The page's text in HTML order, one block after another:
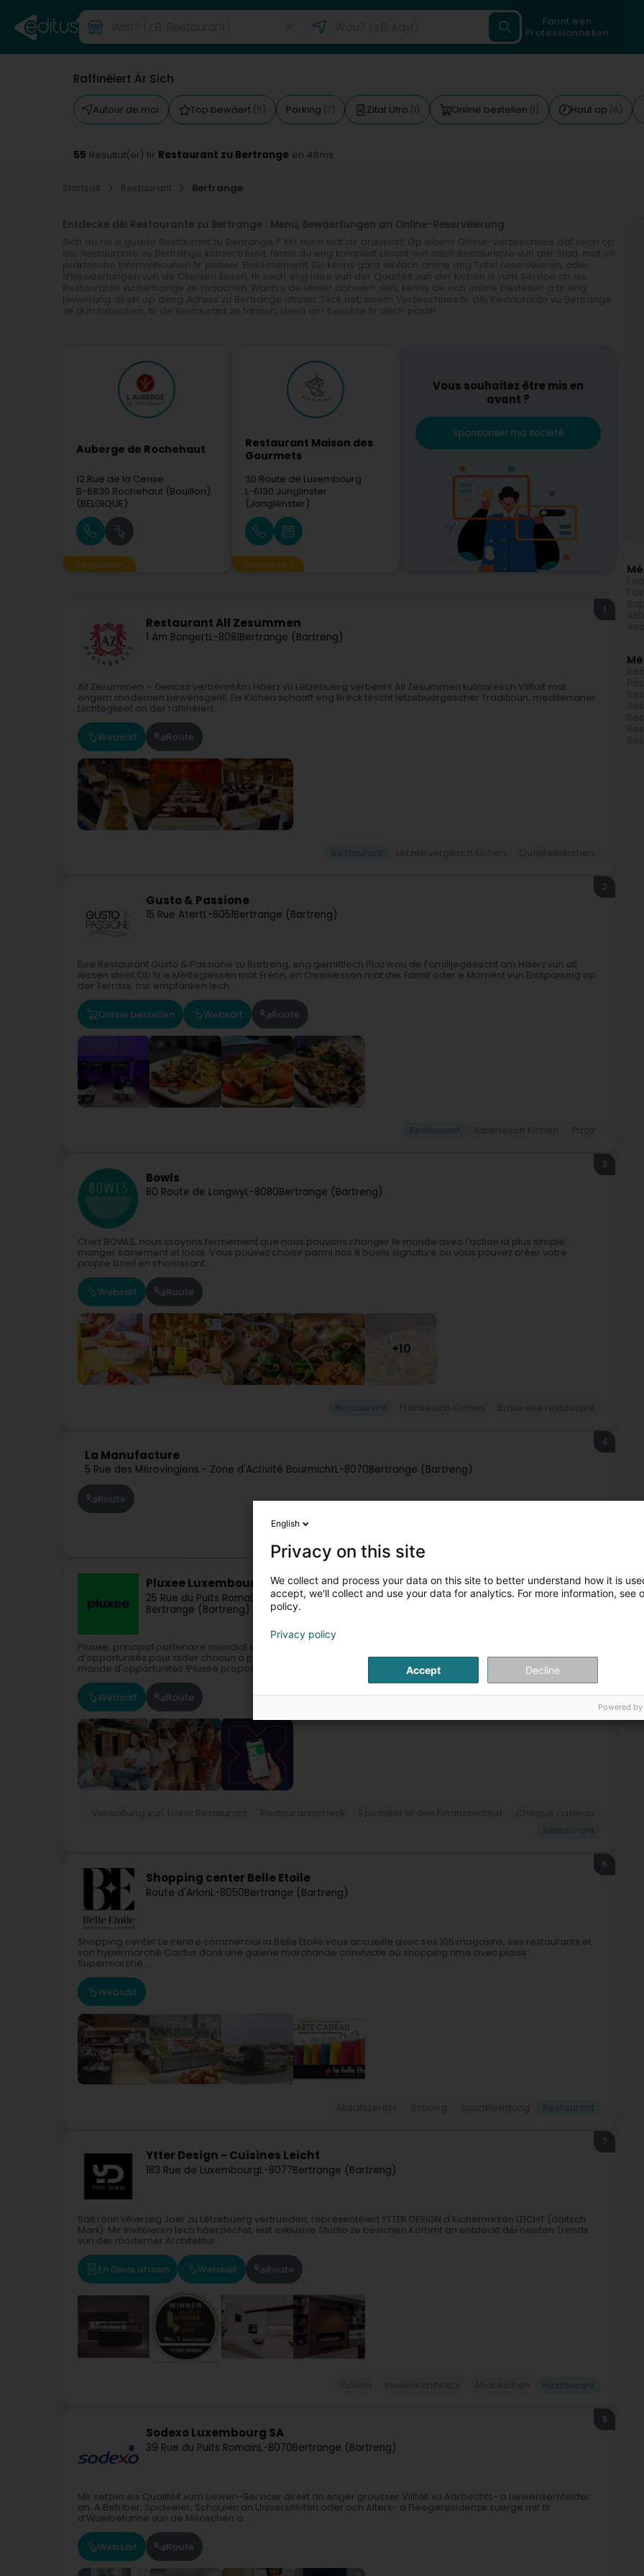
Fannt een
Professionnellen
Raffinéiert Är Sich
Autour de moi Top bewäert (5) Parking (7) Zitat Ufro (1) Online bestellen (1) Haut op (8)
55 Resultat(er) fir Restaurant zu Bertrange en 48ms
Startsäit Restaurant Bertrange
Entdecke déi Restaurante zu Bertrange : Menü, Bewäertungen an Online-Reservéierung
Sich du no e gudde Restaurant zu Bertrange ? Mir hunn wat dir brauchst! Op eisem Online-Verzeechnes dat sech op
déi Restaurante vu Bertrange konzentréiert, fënns du eng komplett Lëscht vun allen Restaurante vun der Stad, mat vill
praktesche Informatiounen fir jiddwer Etablissement. Dir kënns ganz einfach online eng Tafel reservéieren, oder
d'Bewäertungen vun de Clienten liesen, fir sech eng Idee vun der Qualitéit vun der Kichen a vum Service an de
Restaurante vu Bertrange ze maachen. Wann s de léiwer doheem iess, kënns de och online bestellen a fir eng
Liwwerung direkt op deng Adress zu Bertrange ufroen. Zéck net, eisem Verzeechnes fir déi Restaurante vu Bertrange
ze durchstiechen, fir de Restaurant ze fannen, deen am beschte fir dech passt!
Auberge de Rochehaut
12 Rue de la Cense
B-6830 Rochehaut (Bouillon)
(BELGIQUE)
Gesponsert
Restaurant Maison des
Gourmets
30 Route de Luxembourg
L-6130 Junglinster
(Jonglënster)
Gesponsert
Vous souhaitez être mis en
avant ?
Sponsoriser ma société
Restaurant All Zesummen
1 Am BongertL-8081Bertrange (Bartreng)
1
All Zesummen – Genoss verbënntAm Häerz vu Lëtzebuerg verbënnt All Zesummen kulinaresch Villfalt mat
engem modernen Liewensgefill. Eis Kichen schaaft eng Bréck tëscht lëtzebuergescher Traditioun, mediterraner
Liichtegkeet an der raffinéiert...
Websäit Route
Gusto & Passione
15 Rue AtertL-8051Bertrange (Bartreng)
2
Eise Restaurant Gusto & Passione zu Bartreng, eng gemittlech Plaz wou de Familljegeescht am Häerz vun all
Iessen steet.Ob fir e Mëttegiessen mat Frënn, en Owesiessen mat der Famill oder e Moment vun Entspanung op
der Terrass, mir empfänken Iech...
Online bestellen Websäit Route
Bowls
80 Route de LongwyL-8080Bertrange (Bartreng)
3
Chez BOWLS, nous croyons fermement que nous pouvons changer le monde avec l'action la plus simple:
manger sainement et local. Vous pouvez choisir parmi nos 8 bowls signature ou vous pouvez créer votre
propre bowl en choisissant...
Websäit Route
+10
La Manufacture
5 Rue des Mérovingiens - Zone d'Activité BourmichtL-8070Bertrange (Bartreng)
4
Route
Pluxee Luxembourg SA
25 Rue du Puits Romain - Atrium Business ParkL-8070
Bertrange (Bartreng)
Pluxee, principal partenaire mondial en matière d’avantages et d’engagement des employés, ouvre un monde
d’opportunités pour aider chacun à profiter davantage de ce qui compte vraiment pour soi. Découvrez un
monde d'opportunités !Pluxee propose à ses...
Websäit Route
Shopping center Belle Etoile
Route d'ArlonL-8050Bertrange (Bartreng)
6
Shopping center Le centre commercial la Belle Etoile vous accueille avec ses 105 magasins, ses restaurants et
son hypermarché Cactus dans une galerie marchande conviviale où shopping rime avec plaisir.
Supermarché...
Websäit
Ytter Design - Cuisines Leicht
183 Rue de LuxembourgL-8077Bertrange (Bartreng)
7
Säit ronn véierzeg Joer zu Lëtzebuerg vertrueden, representéiert YTTER DESIGN d'Kichemarken LEICHT (däitsch
Mark). Mir invitéieren Iech häerzlechst, eist exklusive Studio ze besichen.Kommt an entdeckt déi neisten Trends
vun der moderner Architektur...
En Devis ufroen Websäit Route
Sodexo Luxembourg SA
39 Rue du Puits RomainL-8070Bertrange (Bartreng)
8
Mir setzen eis Qualitéit vum Liewen-Servicer direkt an enger grousser Villfalt vu Aarbechts- a Liewensëmfelder
an. A Betriber, Spideeler, Schoulen an Universitéiten oder och Alters- a Fleegeresidenze suerge mir fir
d’Wuelbefanne vun de Mënschen a...
Websäit Route
English
Privacy on this site
We collect and process your data on this site to better understand how it is
accept, we'll collect and use your data for analytics. For more information, see
policy.
Privacy policy
Accept Decline
Powered by